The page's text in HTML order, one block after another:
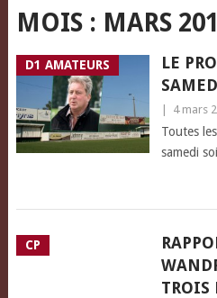
MOIS : MARS
D1 AMATEURS
LE
4 mars
Toutes
samedi
CP
TROIS